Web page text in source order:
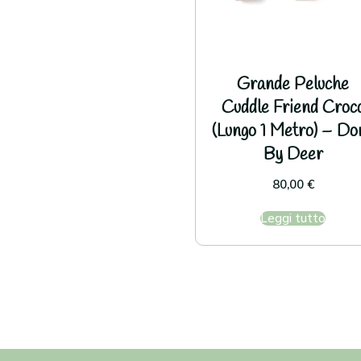
Grande Peluche
Cuddle Friend
(Lungo 1 Metro) –
By Deer
80,00 €
Leggi tutto